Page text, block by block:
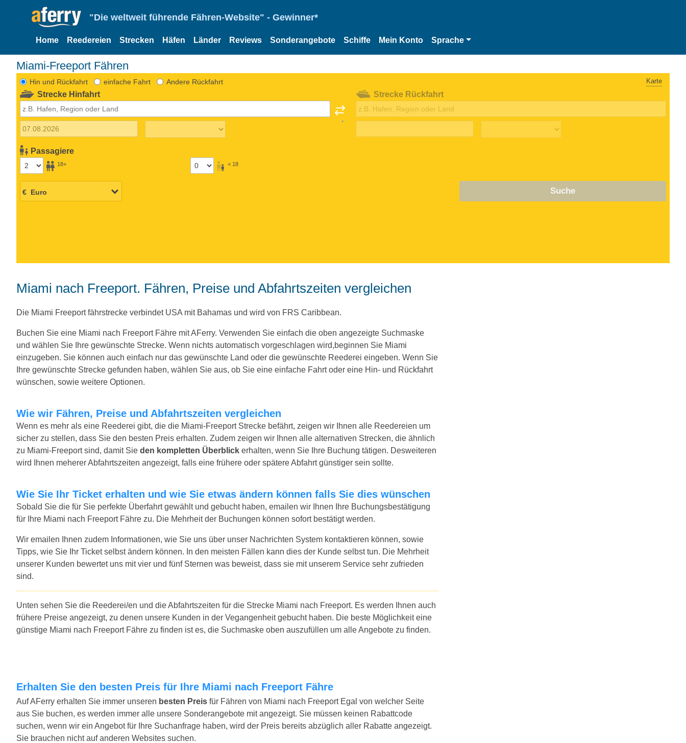
"Die weltweit führende Fähren-Website" - Gewinner*
Home Reedereien Strecken Häfen Länder Reviews Sonderangebote Schiffe Mein Konto Sprache
Miami-Freeport Fähren
Hin und Rückfahrt einfache Fahrt Andere Rückfahrt Karte
Strecke Hinfahrt
Passagiere
18+ < 18
Strecke Rückfahrt
Suche
Miami nach Freeport. Fähren, Preise und Abfahrtszeiten vergleichen
Die Miami Freeport fährstrecke verbindet USA mit Bahamas und wird von FRS Caribbean.
Buchen Sie eine Miami nach Freeport Fähre mit AFerry. Verwenden Sie einfach die oben angezeigte Suchmaske
und wählen Sie Ihre gewünschte Strecke. Wenn nichts automatisch vorgeschlagen wird,beginnen Sie Miami
einzugeben. Sie können auch einfach nur das gewünschte Land oder die gewünschte Reederei eingeben. Wenn Sie
Ihre gewünschte Strecke gefunden haben, wählen Sie aus, ob Sie eine einfache Fahrt oder eine Hin- und Rückfahrt
wünschen, sowie weitere Optionen.
Wie wir Fähren, Preise und Abfahrtszeiten vergleichen
Wenn es mehr als eine Reederei gibt, die die Miami-Freeport Strecke befährt, zeigen wir Ihnen alle Reedereien um
sicher zu stellen, dass Sie den besten Preis erhalten. Zudem zeigen wir Ihnen alle alternativen Strecken, die ähnlich
zu Miami-Freeport sind, damit Sie den kompletten Überblick erhalten, wenn Sie Ihre Buchung tätigen. Desweiteren
wird Ihnen meherer Abfahrtszeiten angezeigt, falls eine frühere oder spätere Abfahrt günstiger sein sollte.
Wie Sie Ihr Ticket erhalten und wie Sie etwas ändern können falls Sie dies wünschen
Sobald Sie die für Sie perfekte Überfahrt gewählt und gebucht haben, emailen wir Ihnen Ihre Buchungsbestätigung
für Ihre Miami nach Freeport Fähre zu. Die Mehrheit der Buchungen können sofort bestätigt werden.
Wir emailen Ihnen zudem Informationen, wie Sie uns über unser Nachrichten System kontaktieren können, sowie
Tipps, wie Sie Ihr Ticket selbst ändern können. In den meisten Fällen kann dies der Kunde selbst tun. Die Mehrheit
unserer Kunden bewertet uns mit vier und fünf Sternen was beweist, dass sie mit unserem Service sehr zufrieden
sind.
Unten sehen Sie die Reederei/en und die Abfahrtszeiten für die Strecke Miami nach Freeport. Es werden Ihnen auch
frühere Preise angezeigt, zu denen unsere Kunden in der Vegangenheit gebucht haben. Die beste Möglichkeit eine
günstige Miami nach Freeport Fähre zu finden ist es, die Suchmaske oben auszufüllen um alle Angebote zu finden.
Erhalten Sie den besten Preis für Ihre Miami nach Freeport Fähre
Auf AFerry erhalten Sie immer unseren besten Preis für Fähren von Miami nach Freeport Egal von welcher Seite
aus Sie buchen, es werden immer alle unsere Sonderangebote mit angezeigt. Sie müssen keinen Rabattcode
suchen, wenn wir ein Angebot für Ihre Suchanfrage haben, wird der Preis bereits abzüglich aller Rabatte angezeigt.
Sie brauchen nicht auf anderen Websites suchen.